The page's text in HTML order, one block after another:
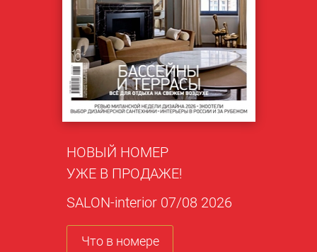
НОВЫЙ НОМЕР
УЖЕ В ПРОДАЖЕ!
SALON-interior 07/08 2026
Что в номере